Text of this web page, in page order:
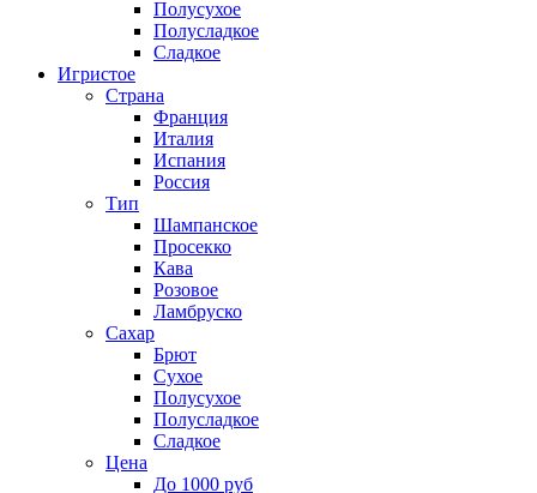
Полусухое
Полусладкое
Сладкое
Игристое
Страна
Франция
Италия
Испания
Россия
Тип
Шампанское
Просекко
Кава
Розовое
Ламбруско
Сахар
Брют
Сухое
Полусухое
Полусладкое
Сладкое
Цена
До 1000 руб